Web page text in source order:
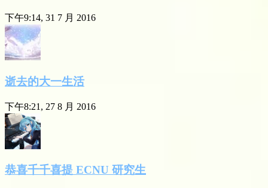
下午9:14, 31 7 月 2016
逝去的大一生活
下午8:21, 27 8 月 2016
恭喜千千喜提 ECNU 研究生